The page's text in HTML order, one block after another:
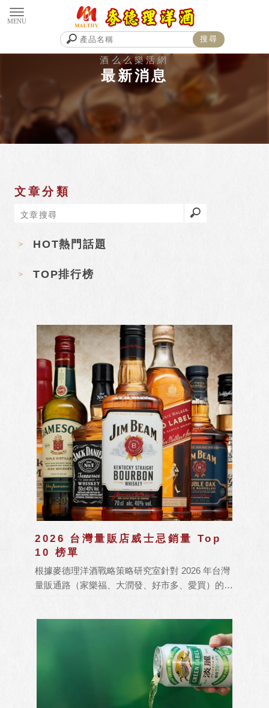
最新消息
文章分類
HOT熱門話題
TOP排行榜
2026 台灣量販店威士忌銷量 Top
10 榜單
根據麥德理洋酒戰略策略研究室針對 2026 年台灣
量販通路（家樂福、大潤發、好市多、愛買）的最